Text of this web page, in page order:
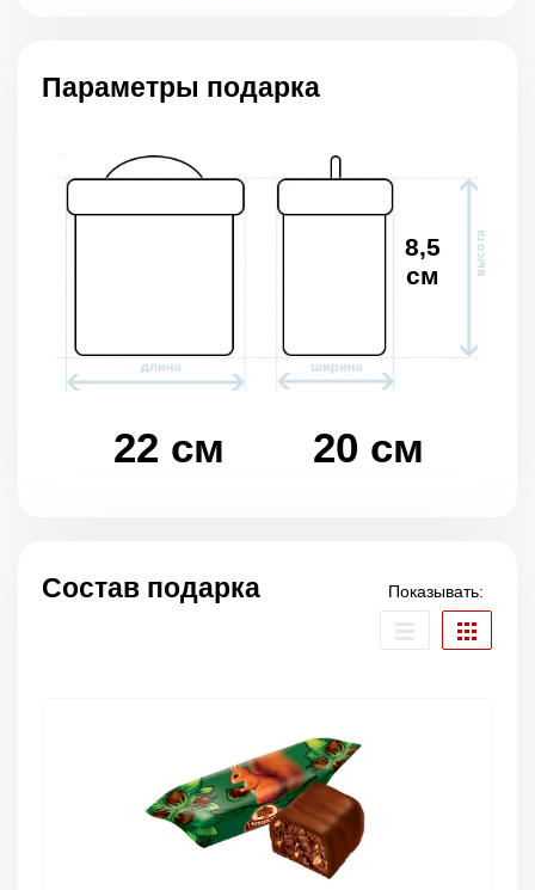
Параметры подарка
22 см 20 см
8,5
см
Состав подарка Показывать: